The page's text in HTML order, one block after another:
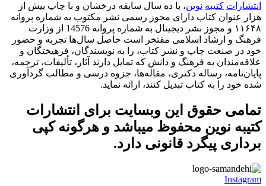
انتشارات کتیبه نوین، با ده سال سابقه درخشان و با چاپ بیش از
هزار عنوان کتاب دارای مجوز رسمی نشر مکتوب به شماره پروانه
۱۱۶۴۸ و مجوز نشر دیجیتال به شماره پروانه 14576 از وزارت
فرهنگ و ارشاد اسلامی مفتخر است حاصل سال‌ها تجربه و حضور
خود در صنعت چاپ و نشر کتاب، را به نویسندگان، فرهیختگان و
علاقه‌مندان به فرهنگ و دانش که تمایل دارند آثار، تألیفات، ترجمه،
پایان‌نامه، رساله دکتری، مقاله‌ها، جزوه درسی و مطالب گردآوری
شده خود را به کتاب تبدیل کنند، ارائه نماید.
تمامی حقوق این وبسایت برای انتشارات
کتیبه نوین محفوظ میباشد و هرگونه کپی
برداری پیگرد قانونی دارد.
Instagram